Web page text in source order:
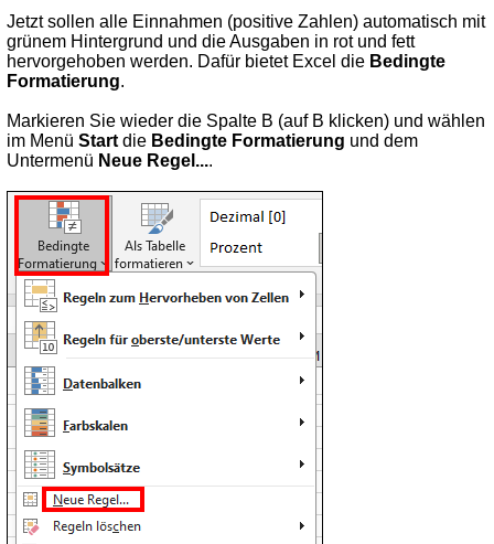
Jetzt sollen alle Einnahmen (positive Zahlen) automatisch mit
grünem Hintergrund und die Ausgaben in rot und fett
hervorgehoben werden. Dafür bietet Excel die Bedingte
Formatierung.
Markieren Sie wieder die Spalte B (auf B klicken) und wählen
im Menü Startdie Bedingte Formatierung und dem
Untermenü Neue Regel....